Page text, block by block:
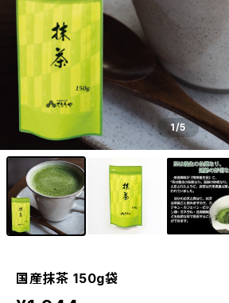
1/5
国産抹茶 150g袋